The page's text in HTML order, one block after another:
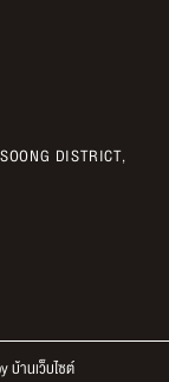
DISTRICT,
บ้านเว็บไซต์